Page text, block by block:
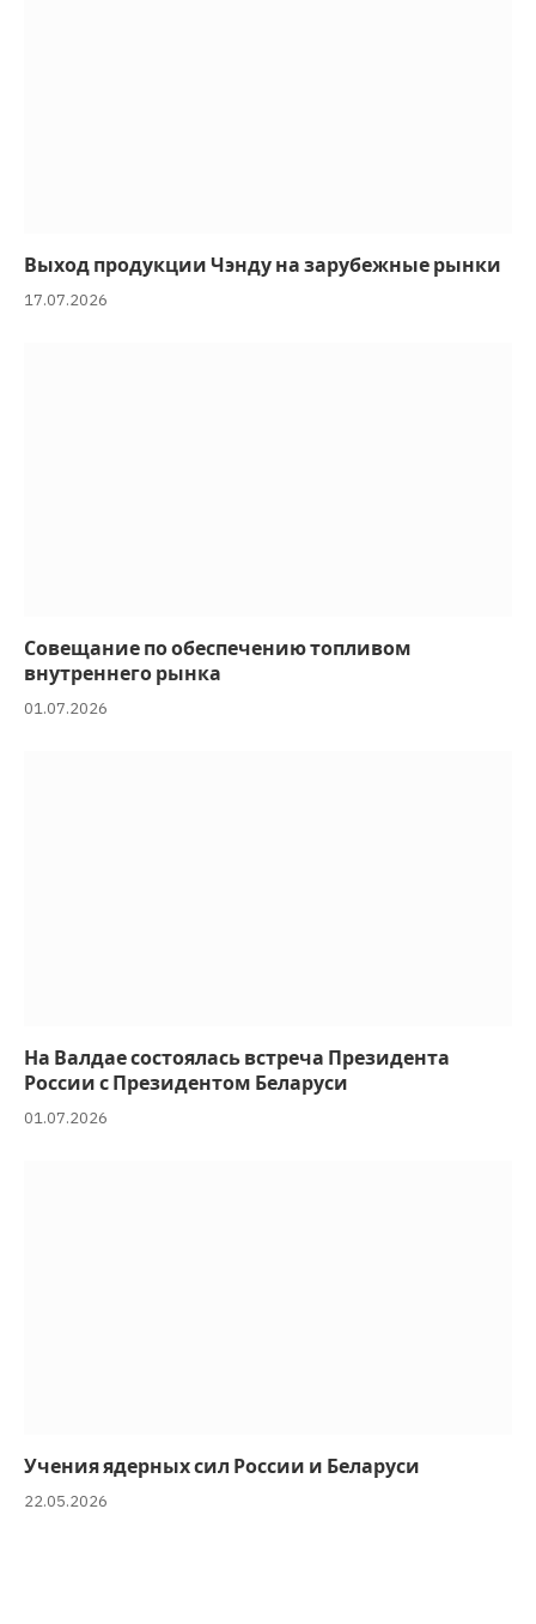
Выход продукции Чэнду на зарубежные рынки
17.07.2026
Совещание по обеспечению топливом
внутреннего рынка
01.07.2026
На Валдае состоялась встреча Президента
России с Президентом Беларуси
01.07.2026
Учения ядерных сил России и Беларуси
22.05.2026